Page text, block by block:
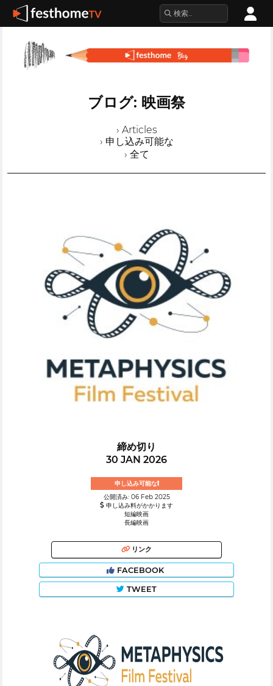
ブログ: 映画祭
› Articles
› 申し込み可能な
› 全て
締め切り
30 JAN 2026
申し込み可能な!
公開済み: 06 Feb 2025
申し込み料がかかります
短編映画
長編映画
リンク
FACEBOOK
TWEET